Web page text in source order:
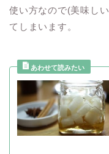
使い方なので(美味し
てしまいます。